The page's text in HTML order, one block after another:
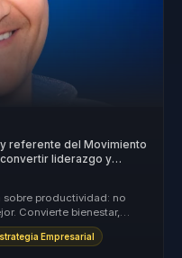
referente del Movimiento
liderazgo y
sobre productividad: no
Convierte bienestar,
Empresarial